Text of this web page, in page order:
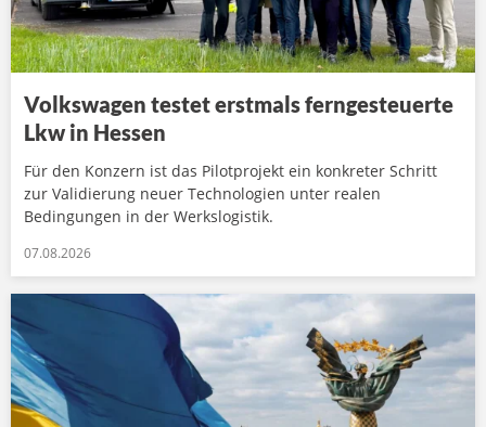
Volkswagen testet erstmals ferngesteuerte
Lkw in Hessen
Für den Konzern ist das Pilotprojekt ein konkreter Schritt
zur Validierung neuer Technologien unter realen
Bedingungen in der Werkslogistik.
07.08.2026